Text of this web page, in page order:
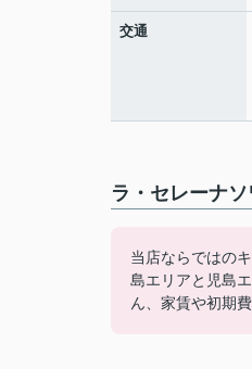
交通
ラ・セレーナ
当店ならではの
島エリアと児島
ん、家賃や初期